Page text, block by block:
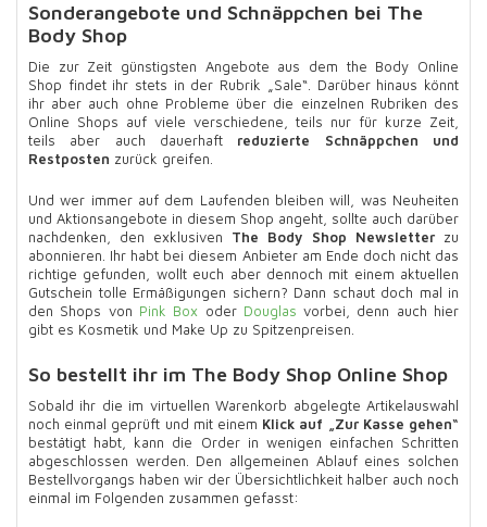
Sonderangebote und Schnäppchen bei The
Body Shop
Die zur Zeit günstigsten Angebote aus dem the Body Online
Shop findet ihr stets in der Rubrik „Sale“. Darüber hinaus könnt
ihr aber auch ohne Probleme über die einzelnen Rubriken des
Online Shops auf viele verschiedene, teils nur für kurze Zeit,
teils aber auch dauerhaft reduzierte Schnäppchen und
Restposten zurück greifen.
Und wer immer auf dem Laufenden bleiben will, was Neuheiten
und Aktionsangebote in diesem Shop angeht, sollte auch darüber
nachdenken, den exklusiven The Body Shop Newsletter zu
abonnieren. Ihr habt bei diesem Anbieter am Ende doch nicht das
richtige gefunden, wollt euch aber dennoch mit einem aktuellen
Gutschein tolle Ermäßigungen sichern? Dann schaut doch mal in
den Shops von Pink Box oder Douglas vorbei, denn auch hier
gibt es Kosmetik und Make Up zu Spitzenpreisen.
So bestellt ihr im The Body Shop Online Shop
Sobald ihr die im virtuellen Warenkorb abgelegte Artikelauswahl
noch einmal geprüft und mit einem Klick auf „Zur Kasse gehen“
bestätigt habt, kann die Order in wenigen einfachen Schritten
abgeschlossen werden. Den allgemeinen Ablauf eines solchen
Bestellvorgangs haben wir der Übersichtlichkeit halber auch noch
einmal im Folgenden zusammen gefasst: